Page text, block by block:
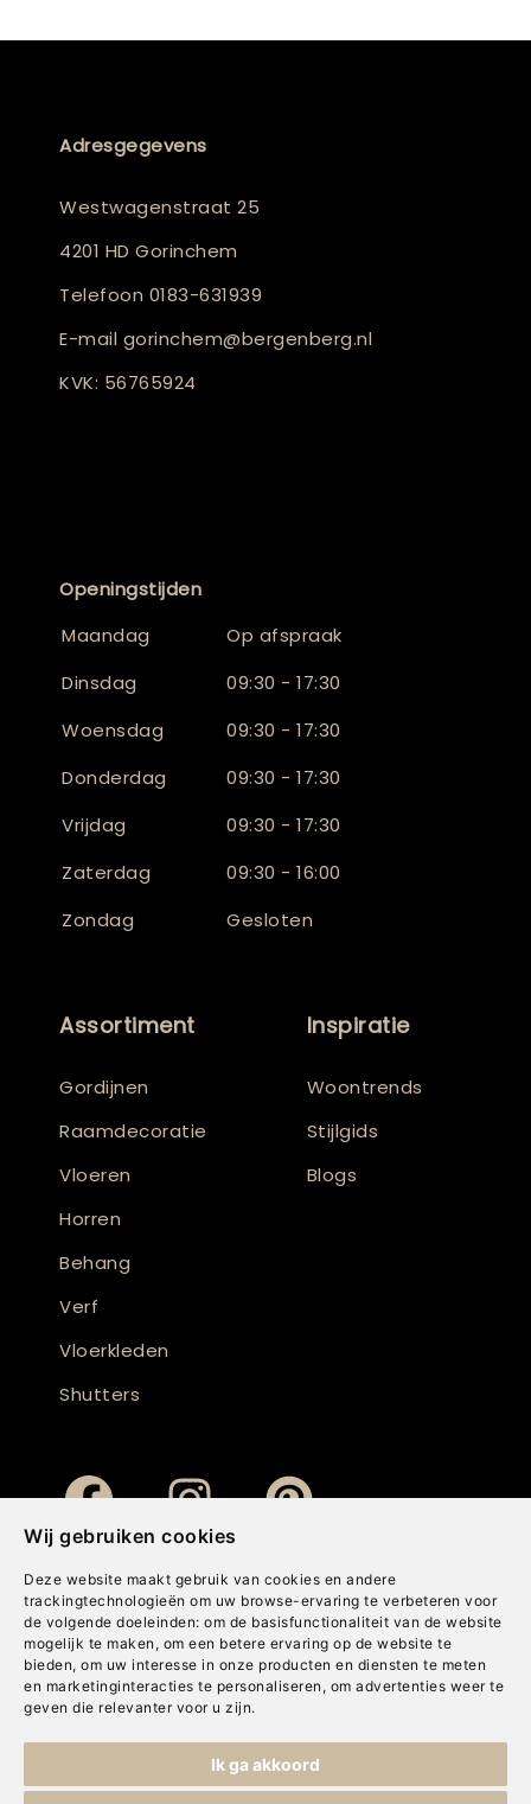
Wij gebruiken cookies
Deze website maakt gebruik van cookies en andere
trackingtechnologieën om uw browse-ervaring te verbeteren voor
de volgende doeleinden: om de basisfunctionaliteit van de website
mogelijk te maken , om een betere ervaring op de website te
bieden, om uw interesse in onze producten en diensten te meten
en marketinginteracties te personaliseren , om advertenties weer te
geven die relevanter voor u zijn.
Ik ga akkoord
Adresgegevens
Westwagenstraat 25
4201 HD Gorinchem
Telefoon 0183-631939
E-mail gorinchem@bergenberg.nl
KVK: 56765924
Openingstijden
Maandag
Op afspraak
Dinsdag
09:30 - 17:30
Woensdag
09:30 - 17:30
Donderdag
09:30 - 17:30
Vrijdag
09:30 - 17:30
Zaterdag
09:30 - 16:00
Zondag
Gesloten
Assortiment
Gordijnen
Raamdecoratie
Vloeren
Horren
Behang
Verf
Vloerkleden
Shutters
Inspiratie
Woontrends
Stijlgids
Blogs
Cookies